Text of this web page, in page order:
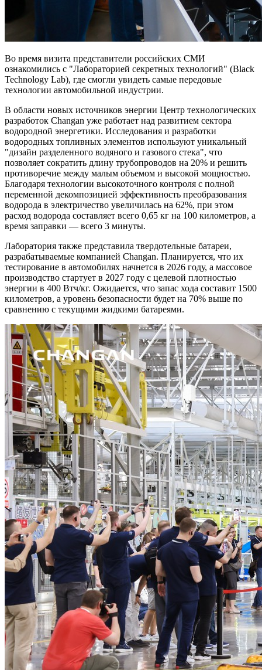
Во время визита представители российских СМИ
ознакомились с "Лабораторией секретных технологий" (Black
Technology Lab), где смогли увидеть самые передовые
технологии автомобильной индустрии.
В области новых источников энергии Центр технологических
разработок Changan уже работает над развитием сектора
водородной энергетики. Исследования и разработки
водородных топливных элементов используют уникальный
"дизайн разделенного водяного и газового стека", что
позволяет сократить длину трубопроводов на 20% и решить
противоречие между малым объемом и высокой мощностью.
Благодаря технологии высокоточного контроля с полной
переменной декомпозицией эффективность преобразования
водорода в электричество увеличилась на 62%, при этом
расход водорода составляет всего 0,65 кг на 100 километров, а
время заправки — всего 3 минуты.
Лаборатория также представила твердотельные батареи,
разрабатываемые компанией Changan. Планируется, что их
тестирование в автомобилях начнется в 2026 году, а массовое
производство стартует в 2027 году с целевой плотностью
энергии в 400 Втч/кг. Ожидается, что запас хода составит 1500
километров, а уровень безопасности будет на 70% выше по
сравнению с текущими жидкими батареями.